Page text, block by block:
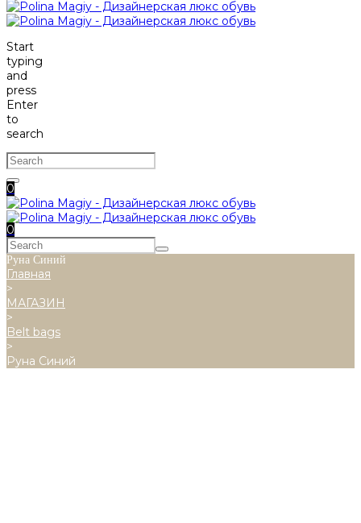
Start
typing
and
press
Enter
to
search
0
0
Руна Синий
Главная
>
МАГАЗИН
>
Belt bags
>
Руна Синий